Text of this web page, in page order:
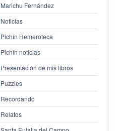
Marichu Fernández
Noticias
Pichín Hemeroteca
Pichín noticias
Presentación de mis libros
Puzzles
Recordando
Relatos